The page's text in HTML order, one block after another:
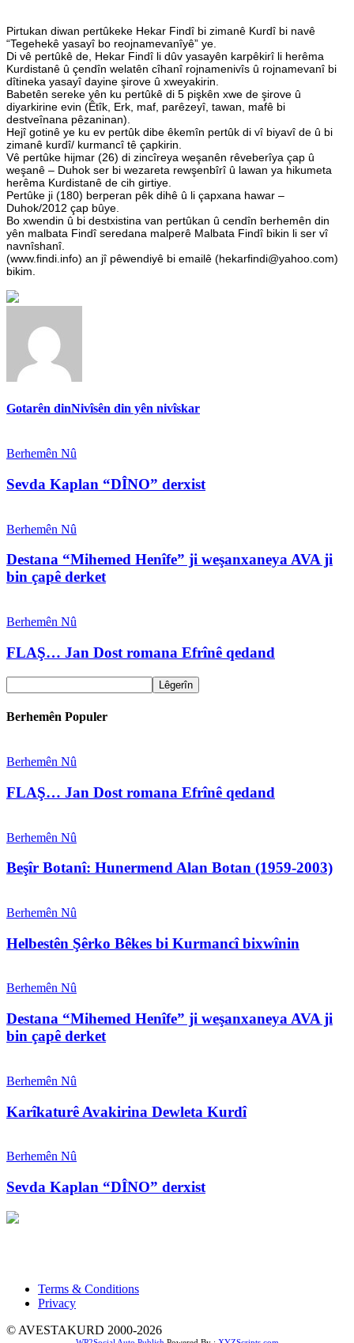
Pirtukan diwan pertûkeke Hekar Findî bi zimanê Kurdî bi navê
“Tegehekê yasayî bo reojnamevanîyê” ye.
Di vê pertûkê de, Hekar Findî li dûv yasayên karpêkirî li herêma
Kurdistanê û çendîn welatên cîhanî rojnamenivîs û rojnamevanî bi
dîtineka yasayî dayine şirove û xweyakirin.
Babetên sereke yên ku pertûkê di 5 pişkên xwe de şirove û
diyarkirine evin (Êtîk, Erk, maf, parêzeyî, tawan, mafê bi
destveînana pêzaninan).
Hejî gotinê ye ku ev pertûk dibe êkemîn pertûk di vî biyavî de û bi
zimanê kurdî/ kurmancî tê çapkirin.
Vê pertûke hijmar (26) di zincîreya weşanên rêveberîya çap û
weşanê – Duhok ser bi wezareta rewşenbîrî û lawan ya hikumeta
herêma Kurdistanê de cih girtiye.
Pertûke ji (180) berperan pêk dihê û li çapxana hawar –
Duhok/2012 çap bûye.
Bo xwendin û bi destxistina van pertûkan û cendîn berhemên din
yên malbata Findî seredana malperê Malbata Findî bikin li ser vî
navnîshanî.
(www.findi.info) an jî pêwendiyê bi emailê (hekarfindi@yahoo.com)
bikim.
Gotarên dinNivîsên din yên nivîskar
Berhemên Nû
Sevda Kaplan “DÎNO” derxist
Berhemên Nû
Destana “Mihemed Henîfe” ji weşanxaneya AVA ji
bin çapê derket
Berhemên Nû
FLAŞ… Jan Dost romana Efrînê qedand
Berhemên Populer
Berhemên Nû
FLAŞ… Jan Dost romana Efrînê qedand
Berhemên Nû
Beşîr Botanî: Hunermend Alan Botan (1959-2003)
Berhemên Nû
Helbestên Şêrko Bêkes bi Kurmancî bixwînin
Berhemên Nû
Destana “Mihemed Henîfe” ji weşanxaneya AVA ji
bin çapê derket
Berhemên Nû
Karîkaturê Avakirina Dewleta Kurdî
Berhemên Nû
Sevda Kaplan “DÎNO” derxist
Terms & Conditions
Privacy
© AVESTAKURD 2000-2026